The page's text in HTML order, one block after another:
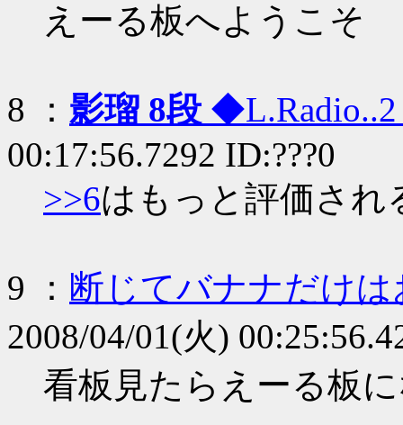
えーる板へようこそ
8 ： 影瑠 8段
00:17:56.7292 ID:???0
>>6はもっと評価され
9 ： 断じてバナナだけ
2008/04/01(火)
看板見たらえーる板